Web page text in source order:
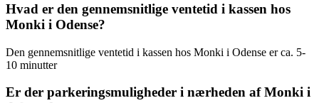
Hvad er den gennemsnitlige ventetid i kassen hos
Monki i Odense?
Den gennemsnitlige ventetid i kassen hos Monki i Odense er ca. 5-
10 minutter
Er der parkeringsmuligheder i nærheden af Monki i